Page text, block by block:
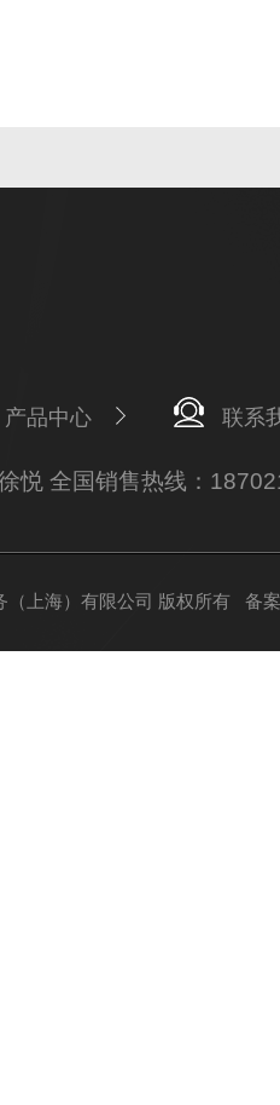
产品中心 联系
悦 全国销售热线：
（上海）有限公司 版权所有 备